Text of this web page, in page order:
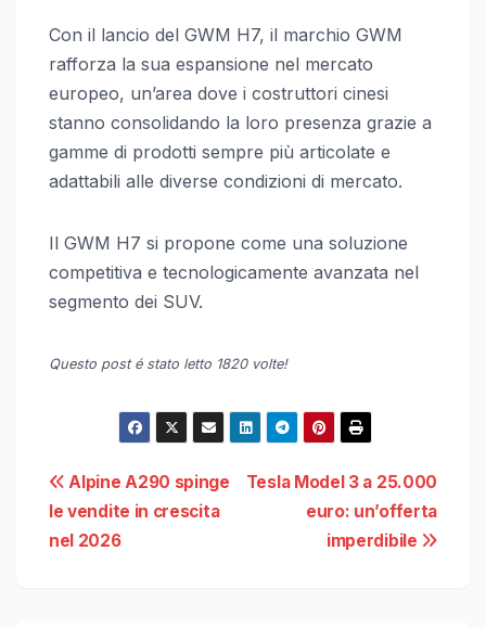
Con il lancio del GWM H7, il marchio GWM
rafforza la sua espansione nel mercato
europeo, un’area dove i costruttori cinesi
stanno consolidando la loro presenza grazie a
gamme di prodotti sempre più articolate e
adattabili alle diverse condizioni di mercato.
Il GWM H7 si propone come una soluzione
competitiva e tecnologicamente avanzata nel
segmento dei SUV.
Questo post é stato letto 1820 volte!
Navigazione
articoli
Tesla Model 3 a 25.000
euro: un’offerta
imperdibile
Alpine A290 spinge
le vendite in crescita
nel 2026